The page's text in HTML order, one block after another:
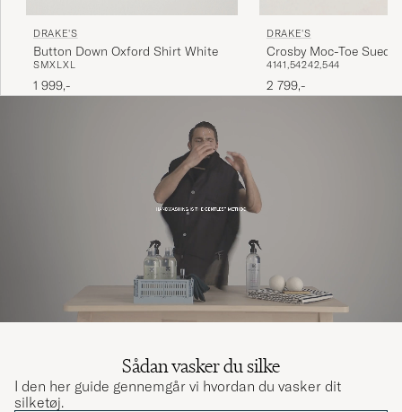
DRAKE'S
Button Down Oxford Shirt White
SMXLXL
1 999,-
DRAKE'S
Crosby Moc-Toe Suede
Boots Dark Brown
4141,54242,544
2 799,-
Sådan vasker du silke
I den her guide gennemgår vi hvordan du vasker dit
silketøj.